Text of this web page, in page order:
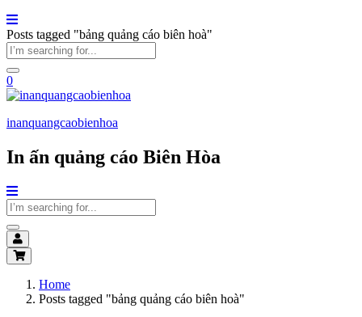
Posts tagged "bảng quảng cáo biên hoà"
0
inanquangcaobienhoa
In ấn quảng cáo Biên Hòa
Home
Posts tagged "bảng quảng cáo biên hoà"